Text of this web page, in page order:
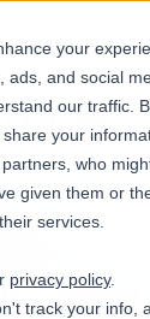
your
ads, and social
our traffic.
your
who
given them or
services.
privacy policy.
track your info,
Bel ons